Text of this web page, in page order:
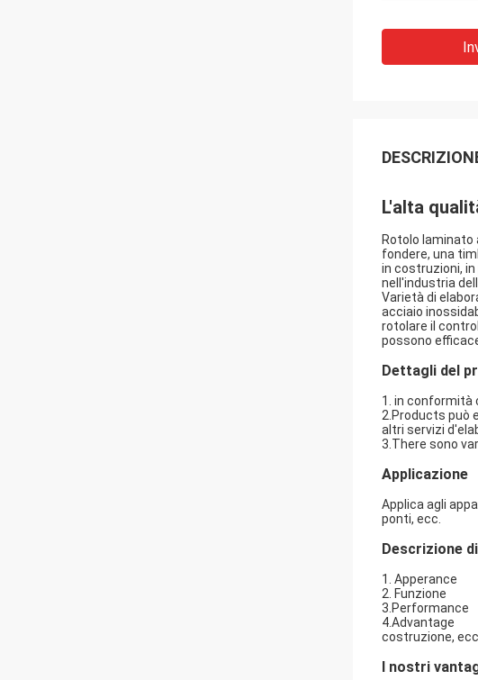
L'alta
Rotolo laminato
fondere, una
in costruzioni,
nell'industria
Varietà di
acciaio
rotolare il
possono
Dettagli del
1. in conformità
2.Products può
altri servizi
3.There sono
Applicazione
Applica agli
ponti, ecc.
Descrizione
1. Apperance
2. Funzione
4.Advantage
costruzione,
I nostri